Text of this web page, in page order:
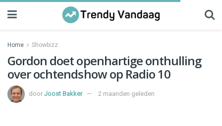
Home Showbizz
Gordon doet openhartige onthulling
over ochtendshow op Radio 10
door Joost Bakker 2 maanden geleden